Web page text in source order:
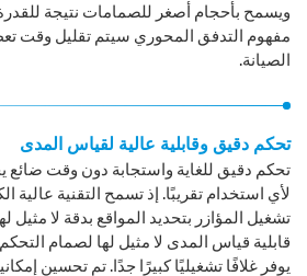
ويسمح بأحجام أصغر للصمامات نتيجة للقدرة
مفهوم التدفق المحوري سيتم تقليل وقت
الصيانة.
تحكم دقيق وقابلية عالية لقياس المدى
تحكم دقيق للغاية واستجابة دون وقت ضائع
لأي استخدام تقريبًا. إذ تسمح التقنية عالية
تشغيل المؤازر بتحديد المواقع بدقة لا مثيل
قابلية قياس المدى لا مثيل لها لصمام
يوفر غلافًا تشغيليًا كبيرًا جدًا. تم تحسين